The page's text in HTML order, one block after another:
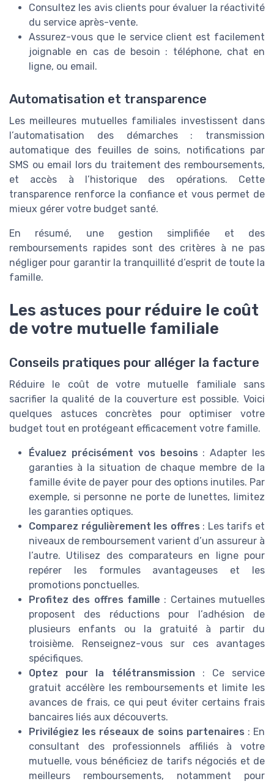
Consultez les avis clients pour évaluer la réactivité
du service après-vente.
Assurez-vous que le service client est facilement
joignable en cas de besoin : téléphone, chat en
ligne, ou email.
Automatisation et transparence
Les meilleures mutuelles familiales investissent dans
l’automatisation des démarches : transmission
automatique des feuilles de soins, notifications par
SMS ou email lors du traitement des remboursements,
et accès à l’historique des opérations. Cette
transparence renforce la confiance et vous permet de
mieux gérer votre budget santé.
En résumé, une gestion simplifiée et des
remboursements rapides sont des critères à ne pas
négliger pour garantir la tranquillité d’esprit de toute la
famille.
Les astuces pour réduire le coût
de votre mutuelle familiale
Conseils pratiques pour alléger la facture
Réduire le coût de votre mutuelle familiale sans
sacrifier la qualité de la couverture est possible. Voici
quelques astuces concrètes pour optimiser votre
budget tout en protégeant efficacement votre famille.
Évaluez précisément vos besoins : Adapter les
garanties à la situation de chaque membre de la
famille évite de payer pour des options inutiles. Par
exemple, si personne ne porte de lunettes, limitez
les garanties optiques.
Comparez régulièrement les offres : Les tarifs et
niveaux de remboursement varient d’un assureur à
l’autre. Utilisez des comparateurs en ligne pour
repérer les formules avantageuses et les
promotions ponctuelles.
Profitez des offres famille : Certaines mutuelles
proposent des réductions pour l’adhésion de
plusieurs enfants ou la gratuité à partir du
troisième. Renseignez-vous sur ces avantages
spécifiques.
Optez pour la télétransmission : Ce service
gratuit accélère les remboursements et limite les
avances de frais, ce qui peut éviter certains frais
bancaires liés aux découverts.
Privilégiez les réseaux de soins partenaires : En
consultant des professionnels affiliés à votre
mutuelle, vous bénéficiez de tarifs négociés et de
meilleurs remboursements, notamment pour